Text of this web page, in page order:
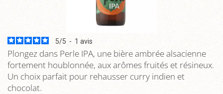
5/5 - 1 avis
Plongez dans Perle IPA, une bière ambrée alsacienne
fortement houblonnée, aux arômes fruités et résineux.
Un choix parfait pour rehausser curry indien et
chocolat.